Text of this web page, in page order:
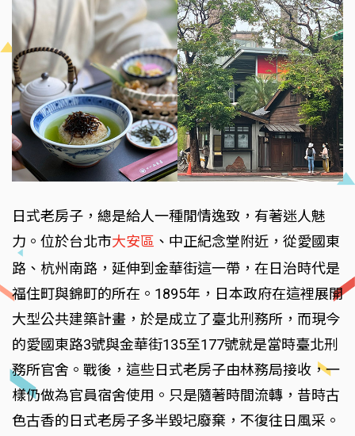
日式老房子，總是給人一種閒情逸致，有著迷人魅
力。位於台北市大安區 、中正紀念堂附近，從愛國東
路、杭州南路，延伸到金華街這一帶，在日治時代是
福住町與錦町的所在。1895年，日本政府在這裡展開
大型公共建築計畫，於是成立了臺北刑務所，而現今
的愛國東路3號與金華街135至177號就是當時臺北刑
務所官舍。戰後，這些日式老房子由林務局接收，一
樣仍做為官員宿舍使用。只是隨著時間流轉，昔時古
色古香的日式老房子多半毀圮廢棄，不復往日風采。